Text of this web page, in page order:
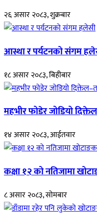
२६ असार २०८३, शुक्रबार
आस्था र पर्यटनको संगम
१८ असार २०८३, बिहीबार
महभीर फोडेर जोडियो
१४ असार २०८३, आईतवार
कक्षा १२ को नतिजामा
८ असार २०८३, सोमबार